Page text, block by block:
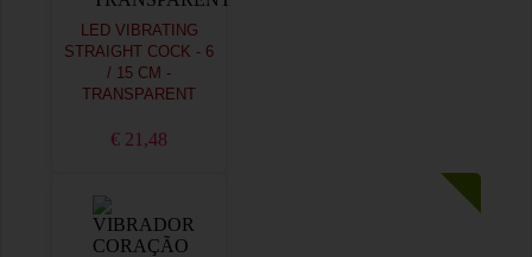
LED VIBRATING
STRAIGHT COCK - 6
/ 15 CM -
TRANSPARENT
€ 21,48